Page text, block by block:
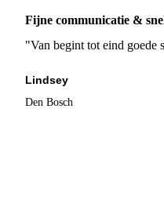
Fijne communicatie &
"Van begint tot eind goede
Lindsey
Den Bosch